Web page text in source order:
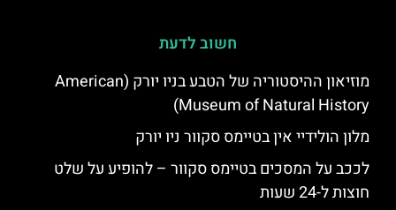
חשוב לדעת
מוזיאון ההיסטוריה של הטבע בניו יורק (American
Museum of Natural History)
מלון הולידיי אין בטיימס סקוור ניו יורק
לככב על המסכים בטיימס סקוור – להופיע על שלט
חוצות ל-24 שעות